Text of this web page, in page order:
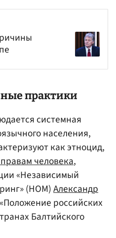
практики
системная
населения,
как этноцид,
человека,
«Независимый
(НОМ)Александр
российских
Балтийского